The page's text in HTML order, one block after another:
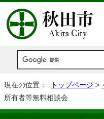
現在の位置： トップページ >
所有者等無料相談会